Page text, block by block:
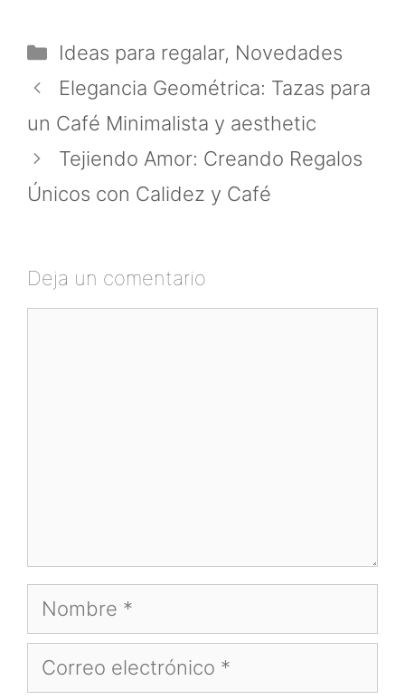
Categorías
Ideas para regalar, Novedades
Elegancia Geométrica: Tazas para
un Café Minimalista y aesthetic
Tejiendo Amor: Creando Regalos
Únicos con Calidez y Café
Deja un comentario
Nombre
Correo
electrónico